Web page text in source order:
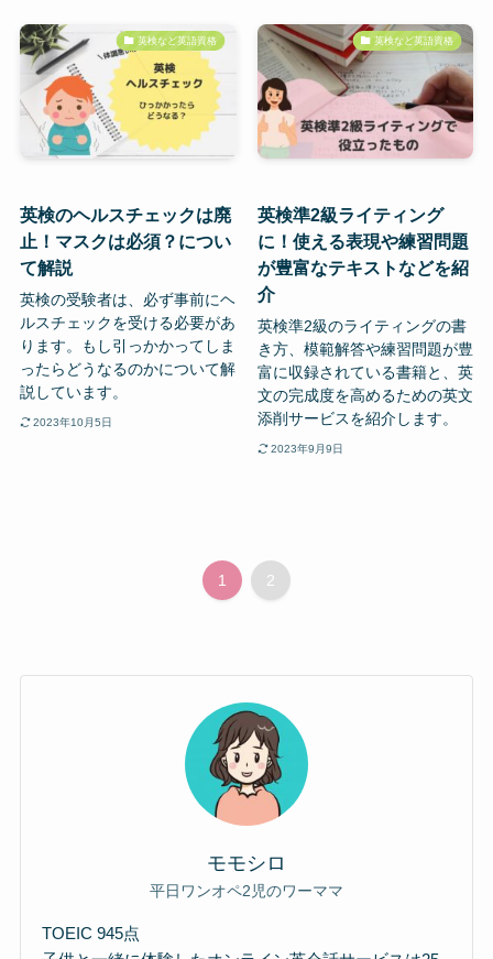
英検など英語資格
英検のヘルスチェックは廃
止！マスクは必須？につい
て解説
英検の受験者は、必ず事前にヘ
ルスチェックを受ける必要があ
ります。もし引っかかってしま
ったらどうなるのかについて解
説しています。
2023年10月5日
英検など英語資格
英検準2級ライティング
に！使える表現や練習問題
が豊富なテキストなどを紹
介
英検準2級のライティングの書
き方、模範解答や練習問題が豊
富に収録されている書籍と、英
文の完成度を高めるための英文
添削サービスを紹介します。
2023年9月9日
1 2
モモシロ
平日ワンオペ2児のワーママ
TOEIC 945点